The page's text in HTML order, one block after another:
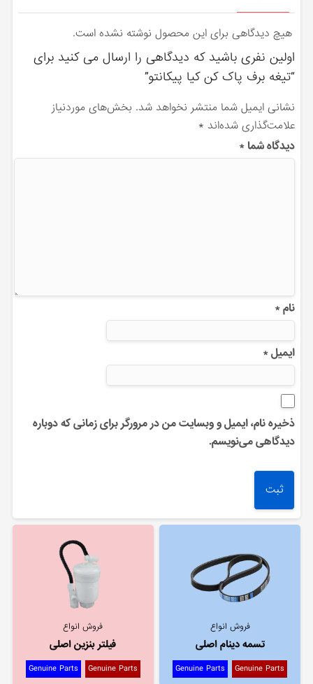
هیچ دیدگاهی برای این محصول نوشته نشده است.
اولین نفری باشید که دیدگاهی را ارسال می کنید برای
“تیغه برف پاک کن کیا پیکانتو”
نشانی ایمیل شما منتشر نخواهد شد. بخش‌های موردنیاز
علامت‌گذاری شده‌اند *
دیدگاه شما*
نام*
ایمیل*
ذخیره نام، ایمیل و وبسایت من در مرورگر برای زمانی که دوباره
دیدگاهی می‌نویسم.
فروش انواع
تسمه دینام اصلی
Genuine Parts
Genuine Parts
فروش انواع
فیلتر بنزین اصلی
Genuine Parts
Genuine Parts